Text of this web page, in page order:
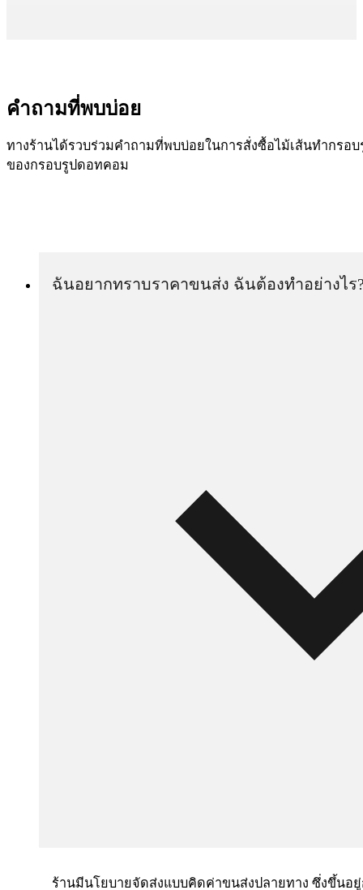
คำถามที่พบบ่อย
ทางร้านได้รวบร่วมคำถามที่พบบ่อยในการสั่งซื้อไม้เส้นทำกรอบ
ของกรอบรูปดอทคอม
ฉันอยากทราบราคาขนส่ง ฉันต้องทำอย่างไร
ร้านมีนโยบายจัดส่งแบบคิดค่าขนส่งปลายทาง ซึ่งขึ้นอ